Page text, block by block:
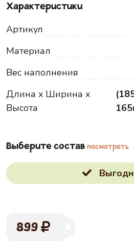
Характеристики
Артикул
Материал
Вес наполнения
Длина x Ширина x
Высота
Выберите состав посмотреть
899